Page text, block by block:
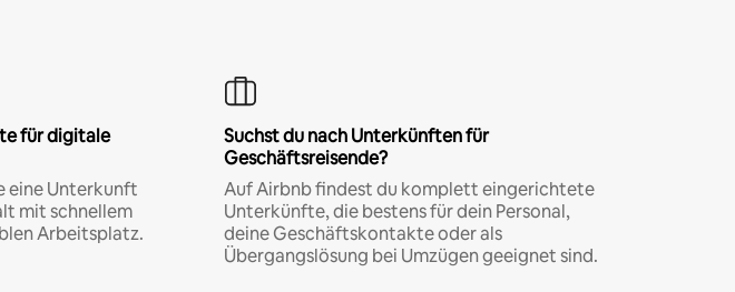
für digitale
eine Unterkunft
mit schnellem
Arbeitsplatz.
Suchst du nach Unterkünften für
Geschäftsreisende?
Auf Airbnb findest du komplett eingerichtete
Unterkünfte, die bestens für dein Personal,
deine Geschäftskontakte oder als
Übergangslösung bei Umzügen geeignet sind.